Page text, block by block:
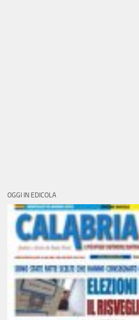
OGGI IN EDICOLA